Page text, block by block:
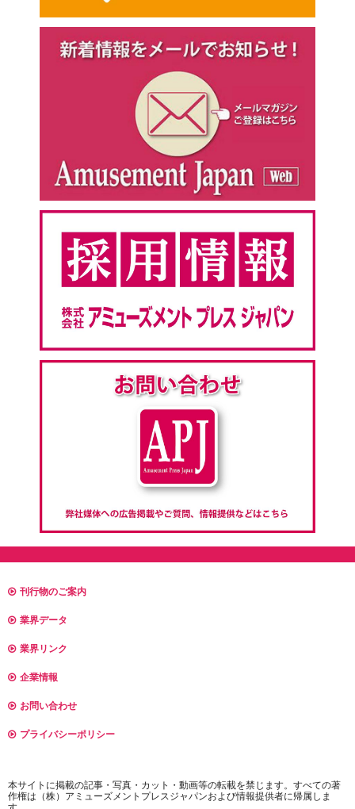
刊行物のご案内
業界データ
業界リンク
企業情報
お問い合わせ
プライバシーポリシー
本サイトに掲載の記事・写真・カット・動画等の転載を禁じます。すべての著
作権は（株）アミューズメントプレスジャパンおよび情報提供者に帰属しま